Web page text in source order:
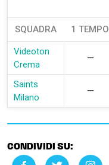
SQUADRA 1 TEMPO
Videoton
Crema
—
Saints
Milano
—
CONDIVIDI SU: